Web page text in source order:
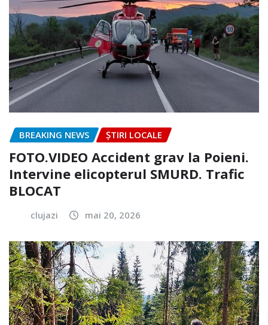
BREAKING NEWS ȘTIRI LOCALE
FOTO.VIDEO Accident grav la Poieni.
Intervine elicopterul SMURD. Trafic
BLOCAT
clujazi mai 20, 2026